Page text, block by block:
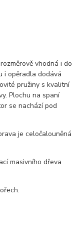
vhodná i do
i opěradla dodává
pružiny s kvalitní
Plochu na spaní
se nachází pod
je celočalouněná
masivního dřeva